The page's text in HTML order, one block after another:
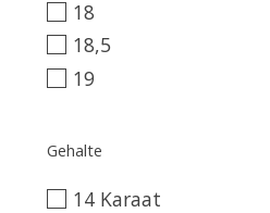
18
18,5
19
Gehalte
14 Karaat